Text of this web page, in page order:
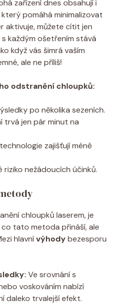
zařízení dnes obsahují i
pomáhá minimalizovat
aktivuje, můžete cítit jen
každým ošetřením stává
když vás šimrá vaším
ale ne příliš!
odstranění chloupků:
po několika sezeních.
trvá jen pár minut na
zajišťují méně
riziko nežádoucích účinků.
chloupků laserem, je
tato metoda přináší, ale
hlavnívýhodybezesporu
Ve srovnání s
voskováním nabízí
daleko trvalejší efekt.